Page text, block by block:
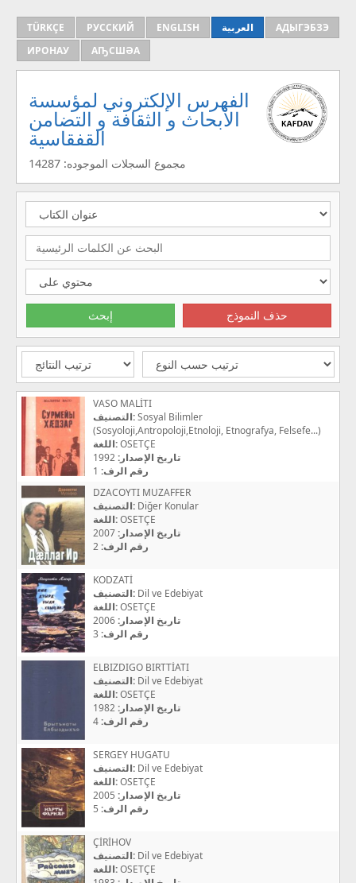
TÜRKÇE РУССКИЙ ENGLISH العربية
АДЫГЭБЗЭ
ИРОНАУ
АҦСШӘА
الفهرس الإلكتروني لمؤسسة
الأبحاث و الثقافة و التضامن
القفقاسية
مجموع السجلات الموجوده: 14287
VASO MALİTI
التصنيف:Sosyal Bilimler
(Sosyoloji,Antropoloji,Etnoloji, Etnografya, Felsefe...)
اللغة:OSETÇE
تاريخ الإصدار:
رقم الرف:
DZACOYTI MUZAFFER
التصنيف: Diğer Konular
اللغة:OSETÇE
تاريخ الإصدار:
رقم الرف:
KODZATİ
التصنيف: Dil ve Edebiyat
اللغة:OSETÇE
تاريخ الإصدار:
رقم الرف:
ELBIZDIGO BIRTTİATI
التصنيف: Dil ve Edebiyat
اللغة:OSETÇE
تاريخ الإصدار:
رقم الرف:
SERGEY HUGATU
التصنيف: Dil ve Edebiyat
اللغة:OSETÇE
تاريخ الإصدار:
رقم الرف:
ÇİRİHOV
التصنيف: Dil ve Edebiyat
اللغة:OSETÇE